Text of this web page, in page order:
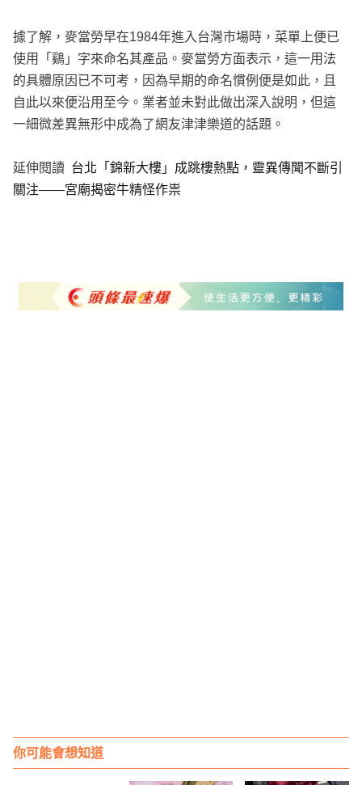
據了解，麥當勞早在1984年進入台灣市場時，菜單上便已
使用「鷄」字來命名其產品。麥當勞方面表示，這一用法
的具體原因已不可考，因為早期的命名慣例便是如此，且
自此以來便沿用至今。業者並未對此做出深入說明，但這
一細微差異無形中成為了網友津津樂道的話題。
延伸閱讀 台北「錦新大樓」成跳樓熱點，靈異傳聞不斷引
關注——宮廟揭密牛精怪作祟
你可能會想知道